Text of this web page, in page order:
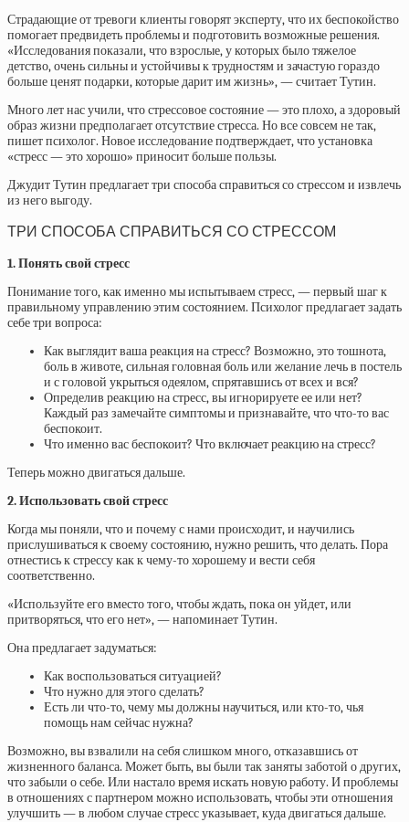
Страдающие от тревоги клиенты говорят эксперту, что их беспокойство
помогает предвидеть проблемы и подготовить возможные решения.
«Исследования показали, что взрослые, у которых было тяжелое
детство, очень сильны и устойчивы к трудностям и зачастую гораздо
больше ценят подарки, которые дарит им жизнь», — считает Тутин.
Много лет нас учили, что стрессовое состояние — это плохо, а здоровый
образ жизни предполагает отсутствие стресса. Но все совсем не так,
пишет психолог. Новое исследование подтверждает, что установка
«стресс — это хорошо» приносит больше пользы.
Джудит Тутин предлагает три способа справиться со стрессом и извлечь
из него выгоду.
ТРИ СПОСОБА СПРАВИТЬСЯ СО СТРЕССОМ
1. Понять свой стресс
Понимание того, как именно мы испытываем стресс, — первый шаг к
правильному управлению этим состоянием. Психолог предлагает задать
себе три вопроса:
Как выглядит ваша реакция на стресс? Возможно, это тошнота,
боль в животе, сильная головная боль или желание лечь в постель
и с головой укрыться одеялом, спрятавшись от всех и вся?
Определив реакцию на стресс, вы игнорируете ее или нет?
Каждый раз замечайте симптомы и признавайте, что что-то вас
беспокоит.
Что именно вас беспокоит? Что включает реакцию на стресс?
Теперь можно двигаться дальше.
2. Использовать свой стресс
Когда мы поняли, что и почему с нами происходит, и научились
прислушиваться к своему состоянию, нужно решить, что делать. Пора
отнестись к стрессу как к чему-то хорошему и вести себя
соответственно.
«Используйте его вместо того, чтобы ждать, пока он уйдет, или
притворяться, что его нет», — напоминает Тутин.
Она предлагает задуматься:
Как воспользоваться ситуацией?
Что нужно для этого сделать?
Есть ли что-то, чему мы должны научиться, или кто-то, чья
помощь нам сейчас нужна?
Возможно, вы взвалили на себя слишком много, отказавшись от
жизненного баланса. Может быть, вы были так заняты заботой о других,
что забыли о себе. Или настало время искать новую работу. И проблемы
в отношениях с партнером можно использовать, чтобы эти отношения
улучшить — в любом случае стресс указывает, куда двигаться дальше.